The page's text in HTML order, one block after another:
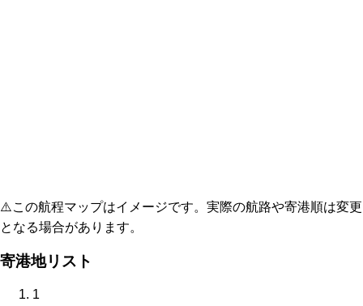
⚠️この航程マップはイメージです。実際の航路や寄港順は変更
となる場合があります。
寄港地リスト
1